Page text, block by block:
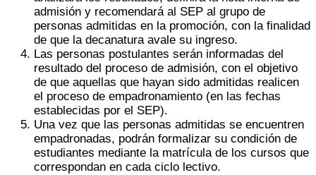
admisión y recomendará al SEP al grupo de
personas admitidas en la promoción, con la finalidad
de que la decanatura avale su ingreso.
Las personas postulantes serán informadas del
resultado del proceso de admisión, con el objetivo
de que aquellas que hayan sido admitidas realicen
el proceso de empadronamiento (en las fechas
establecidas por el SEP).
Una vez que las personas admitidas se encuentren
empadronadas, podrán formalizar su condición de
estudiantes mediante la matrícula de los cursos que
correspondan en cada ciclo lectivo.